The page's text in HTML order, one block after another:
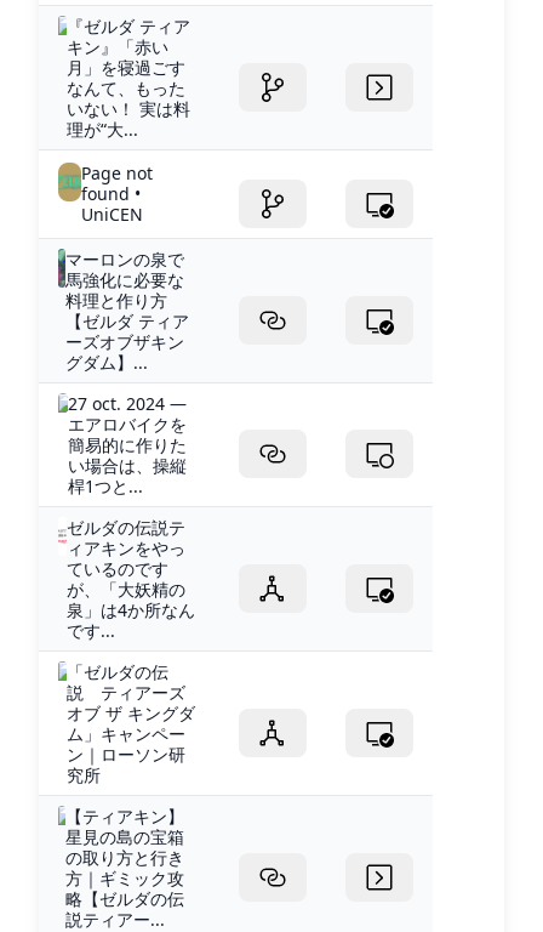
『ゼルダ ティア
キン』「赤い
月」を寝過ごす
なんて、もった
いない！ 実は料
理が“大...
Page not
found •
UniCEN
マーロンの泉で
馬強化に必要な
料理と作り方
【ゼルダ ティア
ーズオブザキン
グダム】...
27 oct. 2024 —
エアロバイクを
簡易的に作りた
い場合は、操縦
桿1つと...
ゼルダの伝説テ
ィアキンをやっ
ているのです
が、「大妖精の
泉」は4か所なん
です...
「ゼルダの伝
説 ティアーズ
オブ ザ キングダ
ム」キャンペー
ン｜ローソン研
究所
【ティアキン】
星見の島の宝箱
の取り方と行き
方｜ギミック攻
略【ゼルダの伝
説ティアー...